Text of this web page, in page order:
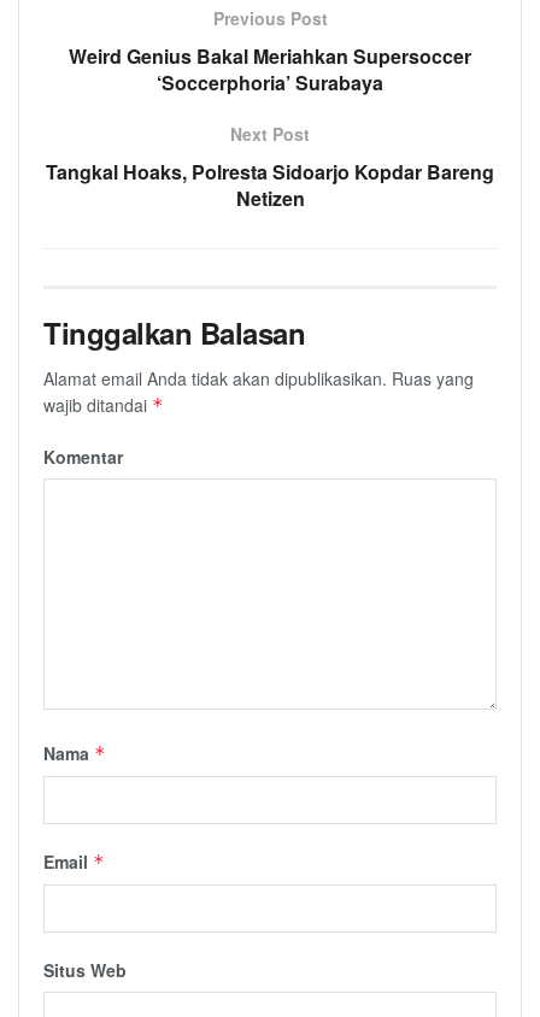
Previous Post
Weird Genius Bakal Meriahkan Supersoccer
‘Soccerphoria’ Surabaya
Next Post
Tangkal Hoaks, Polresta Sidoarjo Kopdar Bareng
Netizen
Tinggalkan Balasan
Alamat email Anda tidak akan dipublikasikan. Ruas yang
wajib ditandai *
Komentar
Nama *
Email *
Situs Web